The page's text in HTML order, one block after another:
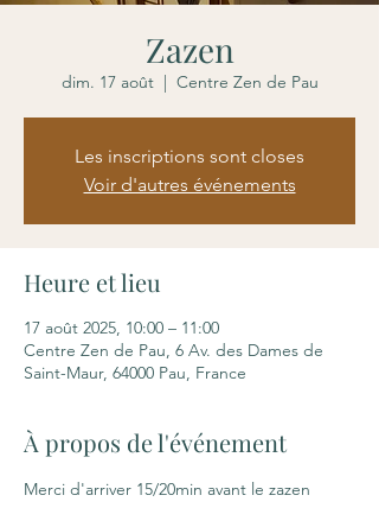
Zazen
dim. 17 août
  |
Centre Zen de Pau
Les inscriptions sont closes
Voir d'autres événements
Heure et lieu
17 août 2025, 10:00 – 11:00
Centre Zen de Pau, 6 Av. des Dames de
Saint-Maur, 64000 Pau, France
À propos de l'événement
Merci d'arriver 15/20min avant le zazen